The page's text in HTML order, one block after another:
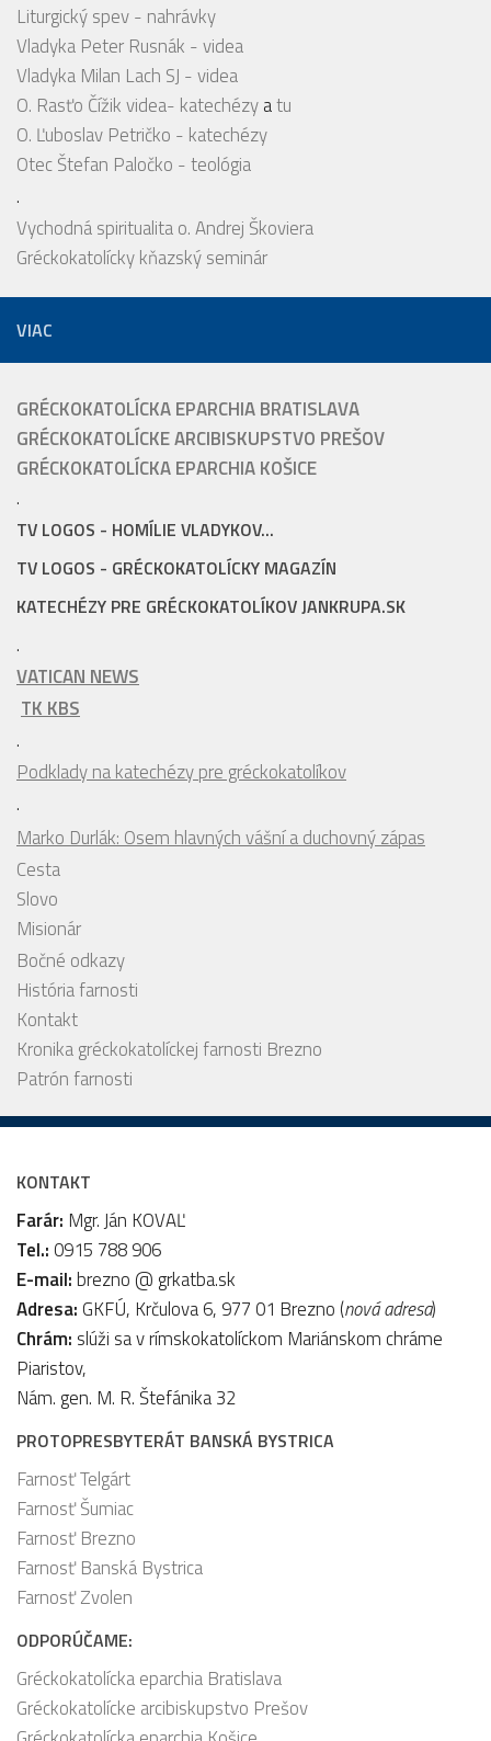
Liturgický spev - nahrávky
Vladyka Peter Rusnák - videa
Vladyka Milan Lach SJ - videa
O. Rasťo Čížik videa- katechézyatu
O. Ľuboslav Petričko - katechézy
Otec Štefan Paločko - teológia
.
Vychodná spiritualita o. Andrej Škoviera
Gréckokatolícky kňazský seminár
VIAC
GRÉCKOKATOLÍCKA EPARCHIA BRATISLAVA
GRÉCKOKATOLÍCKE ARCIBISKUPSTVO PREŠOV
GRÉCKOKATOLÍCKA EPARCHIA KOŠICE
.
TV LOGOS - HOMÍLIE VLADYKOV...
TV LOGOS - GRÉCKOKATOLÍCKY MAGAZÍN
KATECHÉZY PRE GRÉCKOKATOLÍKOV JANKRUPA.SK
.
VATICAN NEWS
TK KBS
.
Podklady na katechézy pre gréckokatolíkov
.
Marko Durlák: Osem hlavných vášní a duchovný zápas
Cesta
Slovo
Misionár
Bočné odkazy
História farnosti
Kontakt
Kronika gréckokatolíckej farnosti Brezno
Patrón farnosti
KONTAKT
Farár: Mgr. Ján KOVAĽ
Tel.: 0915 788 906
E-mail:brezno @ grkatba.sk
Adresa: GKFÚ, Krčulova 6, 977 01 Brezno (nová adresa)
Chrám: slúži sa v rímskokatolíckom Mariánskom chráme
Piaristov,
Nám. gen. M. R. Štefánika 32
PROTOPRESBYTERÁT BANSKÁ BYSTRICA
Farnosť Telgárt
Farnosť Šumiac
Farnosť Brezno
Farnosť Banská Bystrica
Farnosť Zvolen
ODPORÚČAME:
Gréckokatolícka eparchia Bratislava
Gréckokatolícke arcibiskupstvo Prešov